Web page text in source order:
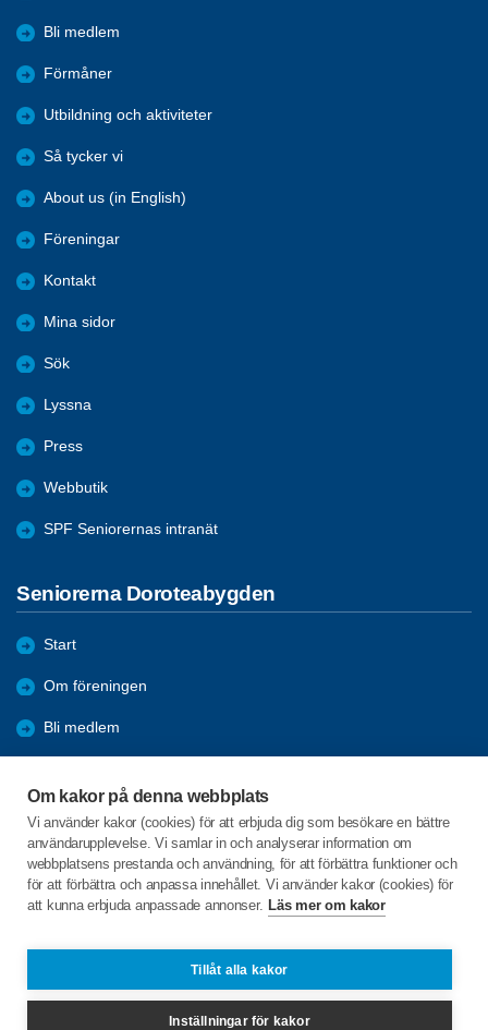
Om kakor på denna webbplats
Vi använder kakor (cookies) för att erbjuda dig som besökare en bättre
användarupplevelse. Vi samlar in och analyserar information om
webbplatsens prestanda och användning, för att förbättra funktioner och
för att förbättra och anpassa innehållet. Vi använder kakor (cookies) för
att kunna erbjuda anpassade annonser. Läs mer om kakor
Tillåt alla kakor
Inställningar för kakor
Bli medlem
Förmåner
Utbildning och aktiviteter
Så tycker vi
About us (in English)
Föreningar
Kontakt
Mina sidor
Sök
Lyssna
Press
Webbutik
SPF Seniorernas intranät
Seniorerna Doroteabygden
Start
Om föreningen
Bli medlem
Förmåner
Bildgalleri
C/o:Lilian Tegnander